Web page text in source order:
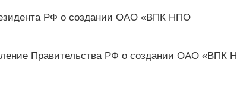
РФ о создании ОАО «ВПК НПО
Правительства РФ о создании ОАО «ВПК